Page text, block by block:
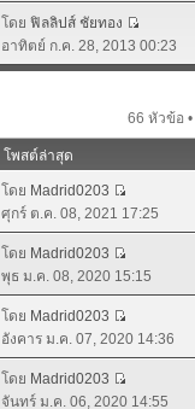
โดย ฟิลลิปส์ ชัยทอง
อาทิตย์ ก.ค. 28, 2013 00:23
66 หัวข้อ •
โพสต์ล่าสุด
โดย Madrid0203
ศุกร์ ต.ค. 08, 2021 17:25
โดย Madrid0203
พุธ ม.ค. 08, 2020 15:15
โดย Madrid0203
อังคาร ม.ค. 07, 2020 14:36
โดย Madrid0203
จันทร์ ม.ค. 06, 2020 14:55